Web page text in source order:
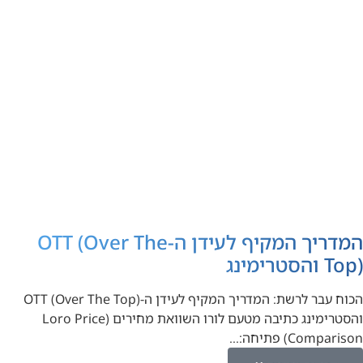
המדריך המקיף לעידן ה-OTT (Over The
Top) והסטרימינג
הכוח עבר לרשת: המדריך המקיף לעידן ה-OTT (Over The Top)
והסטרימינג כתיבה מטעם לורו השוואת מחירים (Loro Price
Comparison) פתיחה:…